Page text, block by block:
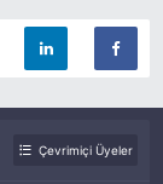
Çevrimiçi Üyeler